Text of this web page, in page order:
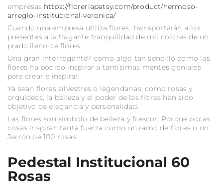
empresas.https://floreriapatsy.com/product/hermoso-
arreglo-institucional-veronica/
Cuando una empresa utiliza flores transportarán a los
presentes a la fragante tranquilidad de mil colores de un
prado lleno de flores.
Una gran interrogante? cómo algo tan sencillo como las
flores ha podido inspirar a tantísimas mentes geniales
para crear e inspirar.
Ya sean flores silvestres o legendarias, como rosas y
orquídeas, la belleza y el poder de las flores han sido
objetivo de elegancia y personalidad.
Las flores son símbolo de belleza y frescor. Porque pocas
cosas inspiran tanta fuerza como un ramo de flores o un
Jarrón de 100 rosas.
Pedestal Institucional 60
Rosas